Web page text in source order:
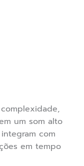
um som alto
com
em tempo